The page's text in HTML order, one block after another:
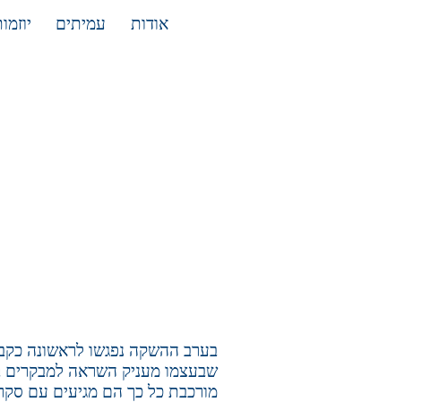
אודות עמיתים
שבעצמו מעניק השראה למבקרים
מורכבת כל כך הם מגיעים עם